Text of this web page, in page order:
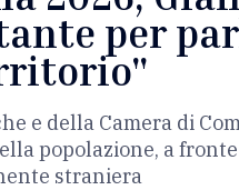
per
e della Camera di
popolazione, a
straniera